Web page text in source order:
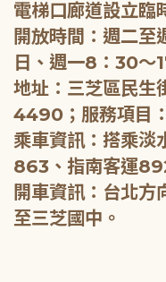
電梯口廊道設立臨
開放時間：週二
日、週一8：30～
地址：三芝區民
4490；服務項目
乘車資訊：搭乘
863、指南客運
開車資訊：台北方
至三芝國中。